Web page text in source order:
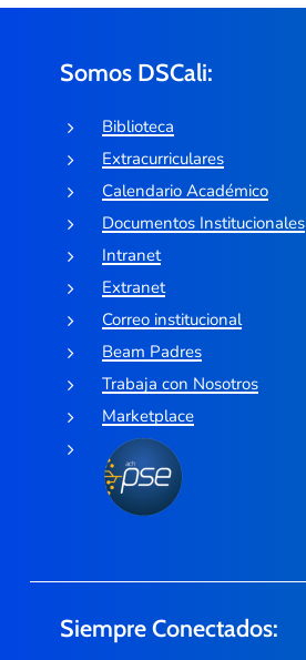
Somos DSCali:
Biblioteca
Extracurriculares
Calendario Académico
Documentos Institucionales
Intranet
Extranet
Correo institucional
Beam Padres
Trabaja con Nosotros
Marketplace
Siempre Conectados: